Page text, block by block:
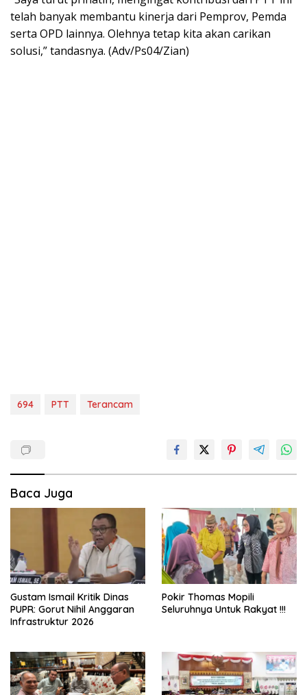
telah banyak membantu kinerja dari Pemprov, Pemda
serta OPD lainnya. Olehnya tetap kita akan carikan
solusi,” tandasnya. (Adv/Ps04/Zian)
694 PTT Terancam
Baca Juga
Gustam Ismail Kritik Dinas
PUPR: Gorut Nihil Anggaran
Infrastruktur 2026
Pokir Thomas Mopili
Seluruhnya Untuk Rakyat !!!